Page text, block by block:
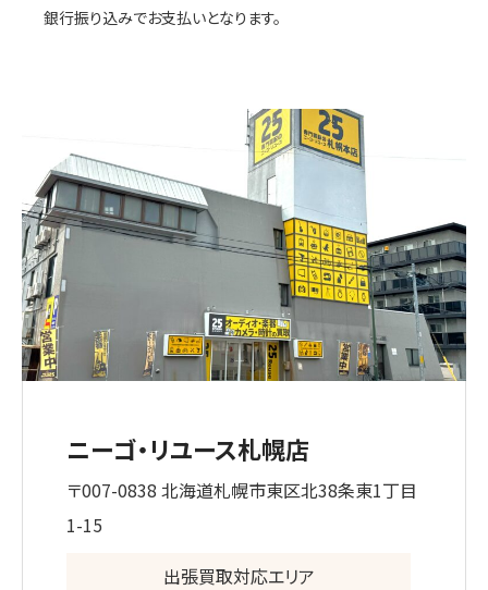
銀行振り込みでお支払いとなります。
ニーゴ・リユース札幌店
〒007-0838 北海道札幌市東区北38条東1丁目
1-15
出張買取対応エリア